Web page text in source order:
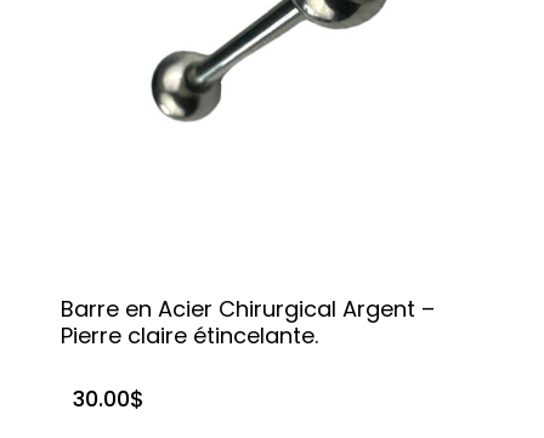
Barre en Acier Chirurgical Argent –
Pierre claire étincelante.
30.00$